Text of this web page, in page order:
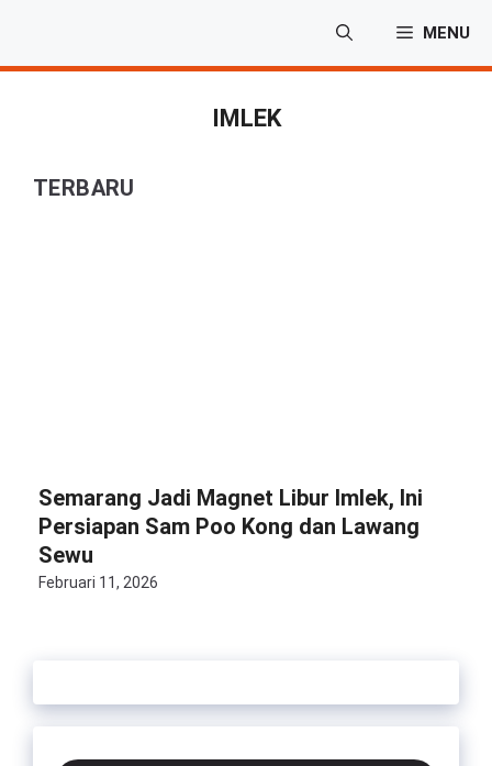
isi
MENU
IMLEK
TERBARU
Semarang Jadi Magnet Libur Imlek, Ini
Persiapan Sam Poo Kong dan Lawang
Sewu
Februari 11, 2026